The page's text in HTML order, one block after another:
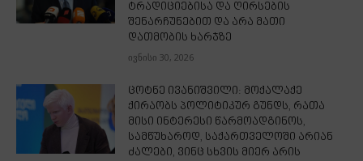
ტრადიციებისა და ღირსების
შენარჩუნებით და არა მათი
დათმობის ხარჯზე
ივნისი 30, 2026
ცოტნე ივანიშვილი: მოქალაქე
ქირაობს პოლიტიკურ გუნდს, რათა
მისი ინტერესი წარმოადგინოს,
სამწუხაროდ, საქართველოში არიან
ძალები, ვინც სხვის მიერ არის